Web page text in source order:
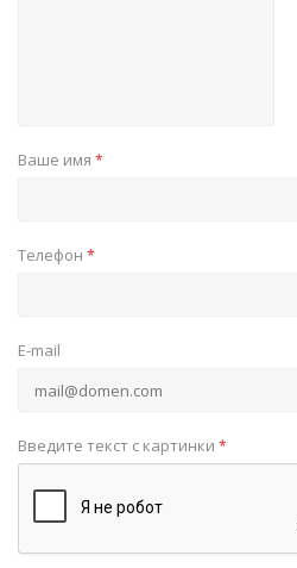
Ваше имя *
Телефон *
E-mail
Введите текст с картинки *